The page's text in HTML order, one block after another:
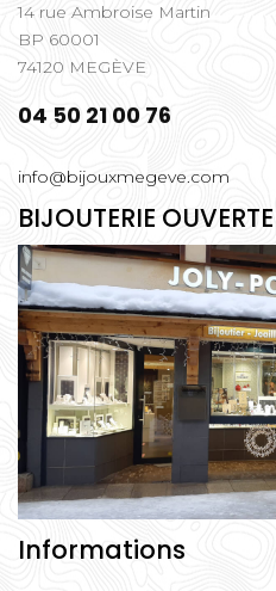
14 rue Ambroise Martin
BP 60001
74120 MEGÈVE
04 50 21 00 76
info@bijouxmegeve.com
BIJOUTERIE
Informations